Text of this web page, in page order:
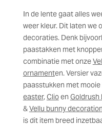
In de lente gaat alles
weer kleur. Dit laten we
decoraties. Denk
paastakken met
combinatie met onze
ornamenten. Versier
paasstukken met
easter, Clioen Goldrush
&Vellu bunny decoration
is dit item breed